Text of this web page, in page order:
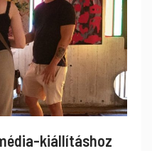
kiállításhoz